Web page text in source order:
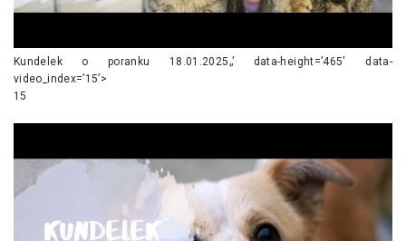
Kundelek o poranku 18.01.2025„’ data-height=’465′ data-
video_index=’15’>
15